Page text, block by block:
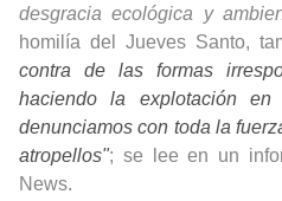
desgracia ecológica y
homilía del Jueves Santo,
contra de las formas
haciendo la explotación
denunciamos con toda la
atropellos"; se lee en un
News.